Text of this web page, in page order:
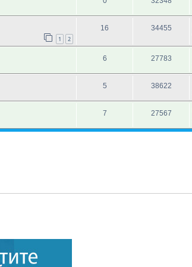
1 2
16 34455
6 27783
5 38622
7 27567